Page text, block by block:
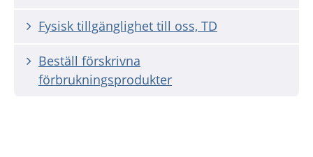
Fysisk tillgänglighet till oss, TD
Beställ förskrivna
förbrukningsprodukter